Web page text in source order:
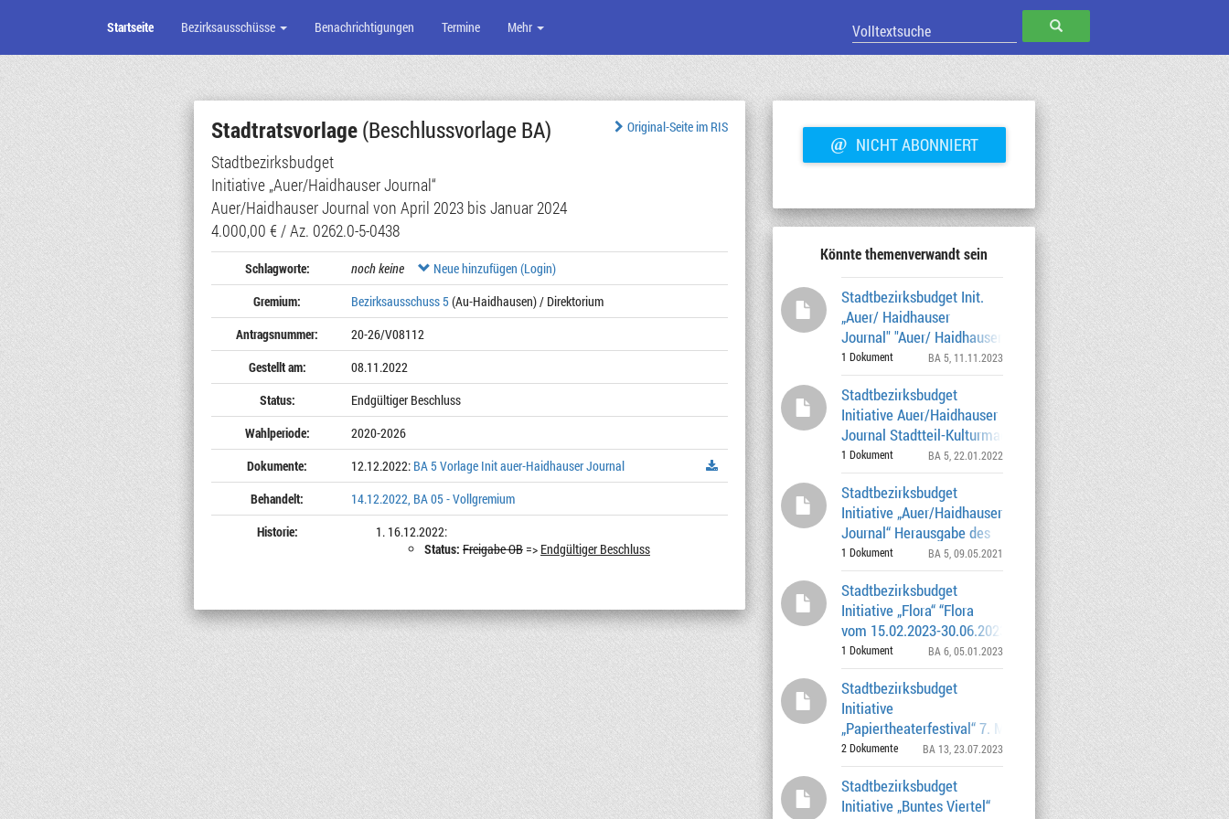
Zum
Seiteninhalt
SUCHEN
Startseite Bezirksausschüsse Benachrichtigungen Termine Mehr
Original-Seite im RIS
Stadtratsvorlage(Beschlussvorlage BA)
Stadtbezirksbudget
Initiative „Auer/Haidhauser Journal“
Auer/Haidhauser Journal von April 2023 bis Januar 2024
4.000,00 € / Az. 0262.0-5-0438
Schlagworte: noch keine
Neue hinzufügen (Login)
Gremium:
Bezirksausschuss 5(Au-Haidhausen) / Direktorium
Antragsnummer:
20-26/V08112
Gestellt am:
08.11.2022
Status:
Endgültiger Beschluss
Wahlperiode:
2020-2026
Dokumente:
12.12.2022: BA 5 Vorlage Init auer-Haidhauser Journal
Behandelt:
14.12.2022, BA 05 - Vollgremium
Historie:
16.12.2022:
Status: Freigabe OB=> Endgültiger Beschluss
@ NICHT ABONNIERT
Könnte themenverwandt sein
Stadtbezirksbudget Init.
„Auer/ Haidhauser
Journal" "Auer/ Haidhauser Journal“ von
April 2024 -Ja
1 Dokument BA 5, 11.11.2023
Stadtbezirksbudget
Initiative Auer/Haidhauser
Journal Stadtteil-Kulturmagazin
Auer/Haidhauser Jou
1 Dokument BA 5, 22.01.2022
Stadtbezirksbudget
Initiative „Auer/Haidhauser
Journal“ Herausgabe des
Auer/Haidhauser Journals v
1 Dokument BA 5, 09.05.2021
Stadtbezirksbudget
Initiative „Flora“ “Flora
vom 15.02.2023-30.06.2023“ 4.000,00 € /
AZ: 0262.0-
1 Dokument BA 6, 05.01.2023
Stadtbezirksbudget
Initiative
„Papiertheaterfestival“ 7. Münchner
Papiertheaterfestival vom 19.-2
2 Dokumente BA 13, 23.07.2023
Stadtbezirksbudget
Initiative „Buntes Viertel“